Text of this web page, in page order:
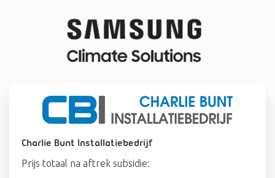
Charlie Bunt Installatiebedrijf
Prijs totaal na aftrek subsidie: